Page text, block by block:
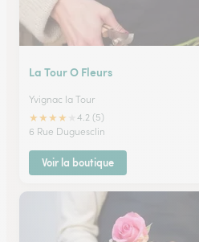
La Tour O Fleurs
Yvignac la Tour
★★★★
4.2 (5)
6 Rue Duguesclin
Voir la boutique